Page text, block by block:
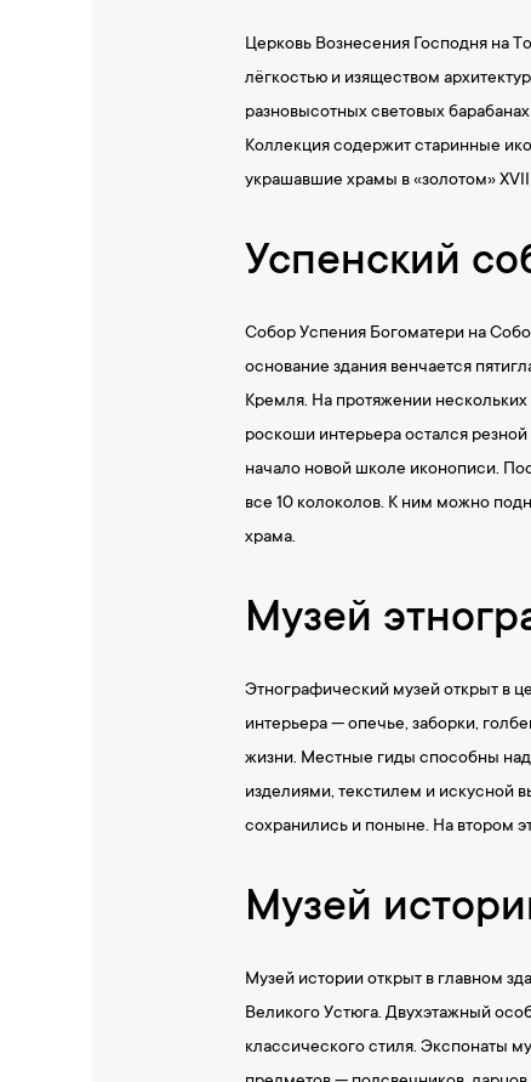
Церковь Вознесения Господня на
лёгкостью и изяществом
разновысотных световых
Коллекция содержит старинные
украшавшие храмы в «золотом»
Успенский
Собор Успения Богоматери на
основание здания венчается
Кремля. На протяжении
роскоши интерьера остался
начало новой школе иконописи.
все 10 колоколов. К ним можно
храма.
Музей
Этнографический музей открыт в
интерьера — опечье, заборки,
жизни. Местные гиды способны
изделиями, текстилем и искусной
сохранились и поныне. На втором
Музей
Музей истории открыт в главном
Великого Устюга. Двухэтажный
классического стиля. Экспонаты